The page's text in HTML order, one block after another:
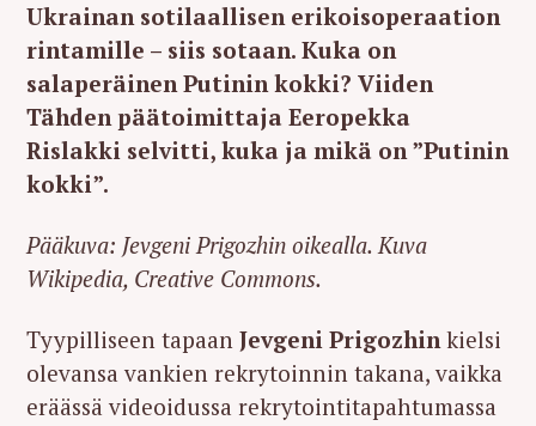
Ukrainan sotilaallisen erikoisoperaation
rintamille – siis sotaan. Kuka on
salaperäinen Putinin kokki? Viiden
Tähden päätoimittaja Eeropekka
Rislakki selvitti, kuka ja mikä on ”Putinin
kokki”.
Pääkuva: Jevgeni Prigozhin oikealla. Kuva
Wikipedia, Creative Commons.
Tyypilliseen tapaan Jevgeni Prigozhin kielsi
olevansa vankien rekrytoinnin takana, vaikka
eräässä videoidussa rekrytointitapahtumassa